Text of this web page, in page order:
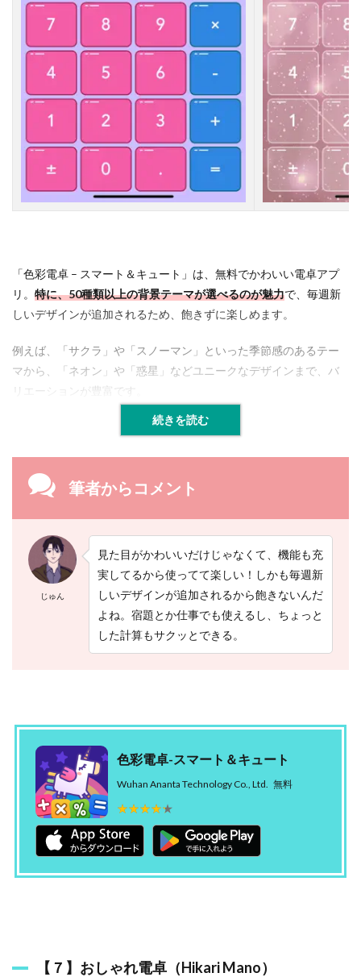
「色彩電卓 – スマート＆キュート」は、無料でかわいい電卓アプ
リ。 特に、50種類以上の背景テーマが選べるのが魅力で、毎週新
しいデザインが追加されるため、飽きずに楽しめます。
例えば、「サクラ」や「スノーマン」といった季節感のあるテー
マから、「ネオン」や「惑星」などユニークなデザインまで、バ
リエーションが豊富です。
続きを読む
筆者からコメント
じゅん
見た目がかわいいだけじゃなくて、機能も充
実してるから使ってて楽しい！しかも毎週新
しいデザインが追加されるから飽きないんだ
よね。宿題とか仕事でも使えるし、ちょっと
した計算もサクッとできる。
色彩電卓-スマート＆キュート
Wuhan Ananta Technology Co., Ltd. 無料
★★★★★
★★★★★
【７】おしゃれ電卓（Hikari Mano）